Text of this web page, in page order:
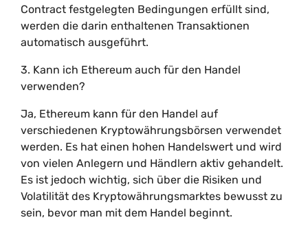
Contract festgelegten Bedingungen erfüllt sind,
werden die darin enthaltenen Transaktionen
automatisch ausgeführt.
3. Kann ich Ethereum auch für den Handel
verwenden?
Ja, Ethereum kann für den Handel auf
verschiedenen Kryptowährungsbörsen verwendet
werden. Es hat einen hohen Handelswert und wird
von vielen Anlegern und Händlern aktiv gehandelt.
Es ist jedoch wichtig, sich über die Risiken und
Volatilität des Kryptowährungsmarktes bewusst zu
sein, bevor man mit dem Handel beginnt.